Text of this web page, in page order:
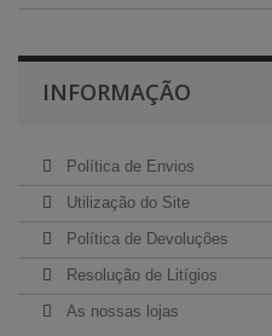
INFORMAÇÃO
Política de Envios
Utilização do Site
Política de Devoluções
Resolução de Litígios
As nossas lojas